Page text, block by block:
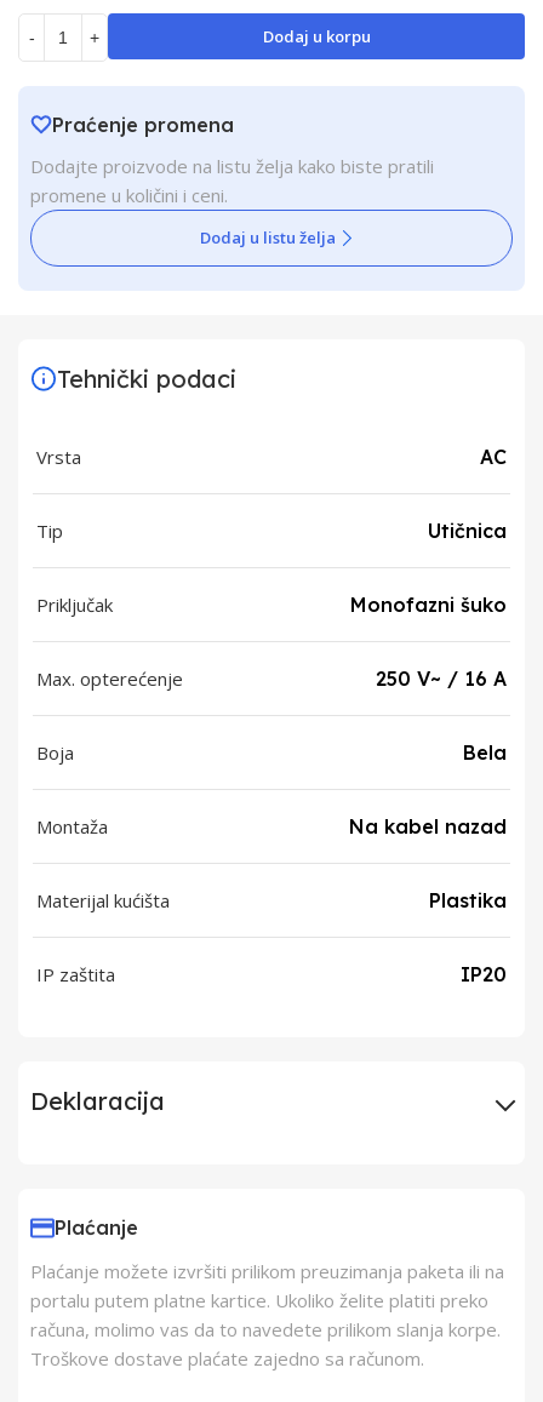
- + Dodaj u korpu
Praćenje promena
Dodajte proizvode na listu želja kako biste pratili
promene u količini i ceni.
Dodaj u listu želja
Tehnički podaci
Vrsta AC
Tip Utičnica
Priključak Monofazni šuko
Max. opterećenje 250 V~ / 16 A
Boja Bela
Montaža Na kabel nazad
Materijal kućišta Plastika
IP zaštita IP20
Deklaracija
Zemlja Porekla Srbija
Plaćanje
Plaćanje možete izvršiti prilikom preuzimanja paketa ili na
portalu putem platne kartice. Ukoliko želite platiti preko
računa, molimo vas da to navedete prilikom slanja korpe.
Troškove dostave plaćate zajedno sa računom.